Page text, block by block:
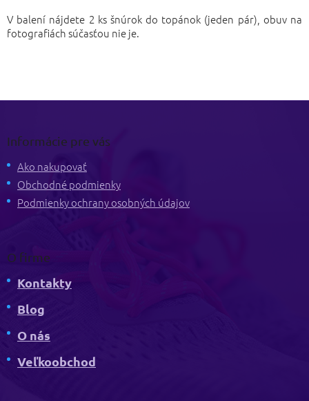
V balení nájdete 2 ks šnúrok do topánok (jeden pár), obuv na
fotografiách súčasťou nie je.
Informácie pre vás
Ako nakupovať
Obchodné podmienky
Podmienky ochrany osobných údajov
O firme
Kontakty
Blog
O nás
Veľkoobchod